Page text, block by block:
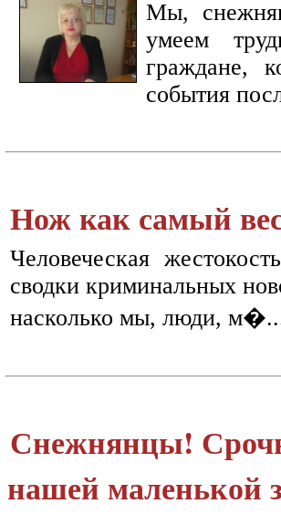
Мы,
умеем
граждане,
события
Нож как самый
Человеческая
сводки криминальных
насколько мы, люди,
Снежнянцы!
нашей маленькой